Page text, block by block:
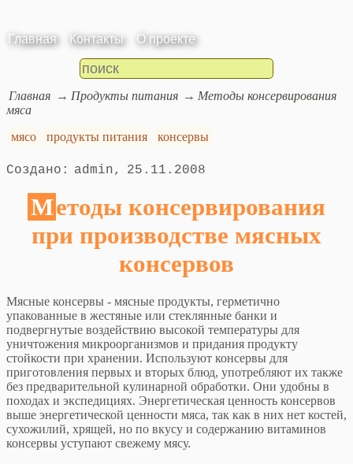
Главная Контакты О проекте
Главная Продукты питания
Методы консервирования
мяса
мясо
продукты питания консервы
admin 25.11.2008
Методы консервирования
при производстве мясных
консервов
Мясные консервы - мясные продукты, герметично
упакованные в жестяные или стеклянные банки и
подвергнутые воздействию высокой температуры для
уничтожения микроорганизмов и придания продукту
стойкости при хранении. Используют консервы для
приготовления первых и вторых блюд, употребляют их также
без предварительной кулинарной обработки. Они удобны в
походах и экспедициях. Энергетическая ценность консервов
выше энергетической ценности мяса, так как в них нет костей,
сухожилий, хрящей, но по вкусу и содержанию витаминов
консервы уступают свежему мясу.